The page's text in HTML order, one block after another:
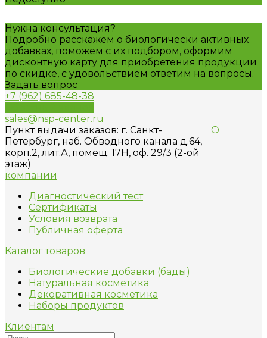
Нужна консультация?
Подробно расскажем о биологически активных
добавках, поможем с их подбором, оформим
дисконтную карту для приобретения продукции
по скидке, с удовольствием ответим на вопросы.
Задать вопрос
+7 (962) 685-48-38
sales@nsp-center.ru
Пункт выдачи заказов: г. Санкт-
Петербург, наб. Обводного канала д.64,
корп.2, лит.А, помещ. 17H, оф. 29/3 (2-ой
этаж)
О
компании
Диагностический тест
Сертификаты
Условия возврата
Публичная оферта
Каталог товаров
Биологические добавки (бады)
Натуральная косметика
Декоративная косметика
Наборы продуктов
Клиентам